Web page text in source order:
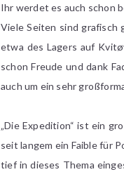
Ihr werdet es auch schon
Viele Seiten sind grafisch
etwa des Lagers auf
schon Freude und dank
auch um ein sehr
„Die Expedition“ ist ein
seit langem ein Faible für
tief in dieses Thema